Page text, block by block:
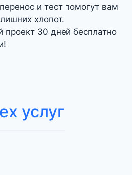
и тест помогут вам
хлопот.
проект 30 дней бесплатно
услуг